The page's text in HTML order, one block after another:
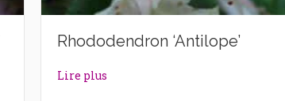
Rhododendron ‘Antilope’
Lire plus